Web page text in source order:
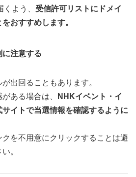
よう、 受信許可リストにドメイ
おすすめします。
注意する
出回ることもあります。
ある場合は、
NHKイベント・イ
イトで当選情報を確認するように
クを不用意にクリックすることは避
。